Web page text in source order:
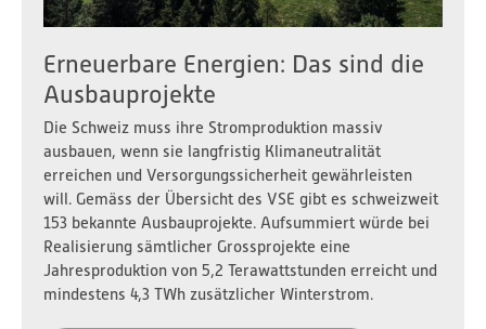
Erneuerbare Energien: Das sind die
Ausbauprojekte
Die Schweiz muss ihre Stromproduktion massiv
ausbauen, wenn sie langfristig Klimaneutralität
erreichen und Versorgungssicherheit gewährleisten
will. Gemäss der Übersicht des VSE gibt es schweizweit
153 bekannte Ausbauprojekte. Aufsummiert würde bei
Realisierung sämtlicher Grossprojekte eine
Jahresproduktion von 5,2 Terawattstunden erreicht und
mindestens 4,3 TWh zusätzlicher Winterstrom.